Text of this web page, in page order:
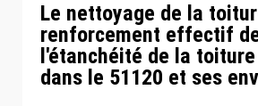
Le nettoyage de la
renforcement effectif
l'étanchéité de la
dans le 51120 et ses